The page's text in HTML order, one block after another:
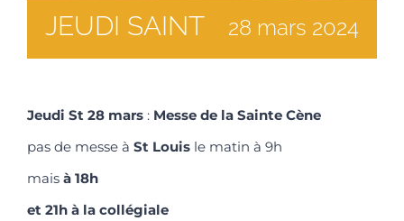
JEUDI SAINT 28 mars 2024
Jeudi St 28 mars : Messe de la Sainte Cène
pas de messe à St Louis le matin à 9h
mais à 18h
et 21h à la collégiale